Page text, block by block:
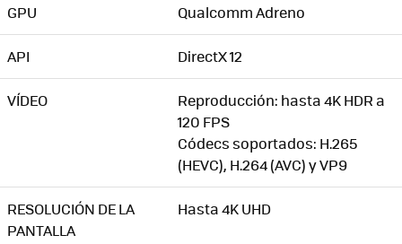
GPU Qualcomm Adreno
API DirectX 12
VÍDEO
Reproducción: hasta 4K HDR a
120 FPS
Códecs soportados: H.265
(HEVC), H.264 (AVC) y VP9
RESOLUCIÓN DE LA
PANTALLA
Hasta 4K UHD